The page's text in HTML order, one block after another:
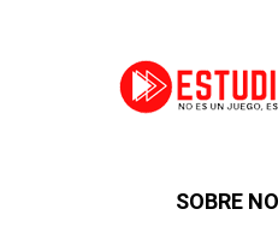
SOBRE